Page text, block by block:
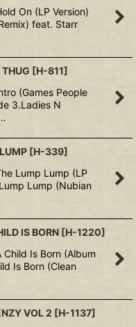
On (LP Version)
feat. Starr
[H-811]
(Games People
3.Ladies N
[H-339]
Lump Lump (LP
Lump (Nubian
IS BORN [H-1220]
Child Is Born (Album
Is Born (Clean
VOL 2 [H-1137]